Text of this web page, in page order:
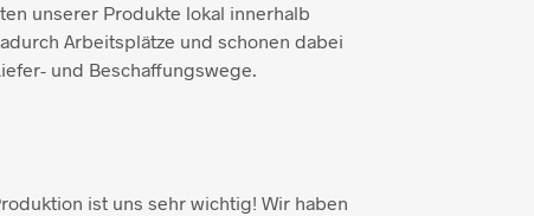
unserer Produkte lokal innerhalb
Arbeitsplätze und schonen dabei
und Beschaffungswege.
ist uns sehr wichtig! Wir haben